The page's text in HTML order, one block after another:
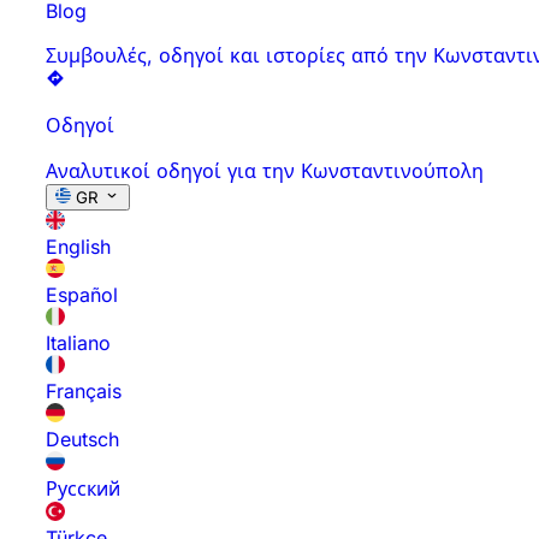
Blog
Συμβουλές, οδηγοί και ιστορίες από την
Οδηγοί
Αναλυτικοί οδηγοί για την Κωνσταντινούπολη
GR
English
Español
Italiano
Français
Deutsch
Русский